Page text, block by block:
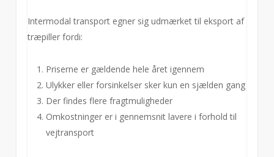
Intermodal transport egner sig udmærket til eksport af
træpiller fordi:
Priserne er gældende hele året igennem
Ulykker eller forsinkelser sker kun en sjælden gang
Der findes flere fragtmuligheder
Omkostninger er i gennemsnit lavere i forhold til
vejtransport